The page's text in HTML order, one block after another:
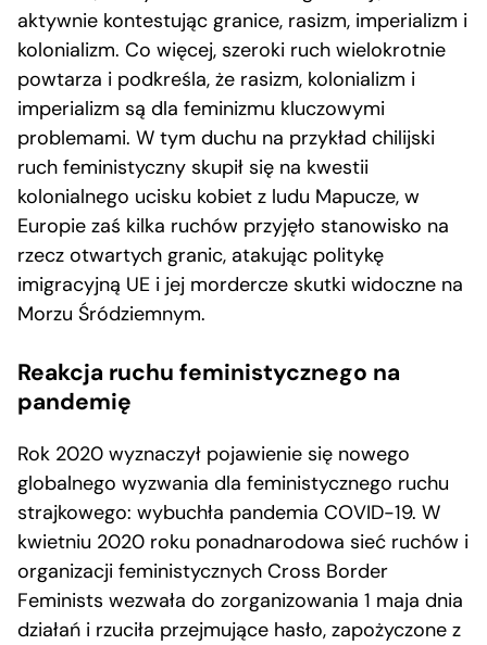
aktywnie kontestując granice, rasizm, imperializm i
kolonializm. Co więcej, szeroki ruch wielokrotnie
powtarza i podkreśla, że rasizm, kolonializm i
imperializm są dla feminizmu kluczowymi
problemami. W tym duchu na przykład chilijski
ruch feministyczny skupił się na kwestii
kolonialnego ucisku kobiet z ludu Mapucze, w
Europie zaś kilka ruchów przyjęło stanowisko na
rzecz otwartych granic, atakując politykę
imigracyjną UE i jej mordercze skutki widoczne na
Morzu Śródziemnym.
Reakcja ruchu feministycznego na
pandemię
Rok 2020 wyznaczył pojawienie się nowego
globalnego wyzwania dla feministycznego ruchu
strajkowego: wybuchła pandemia COVID-19. W
kwietniu 2020 roku ponadnarodowa sieć ruchów i
organizacji feministycznych Cross Border
Feminists wezwała do zorganizowania 1 maja dnia
działań i rzuciła przejmujące hasło, zapożyczone z